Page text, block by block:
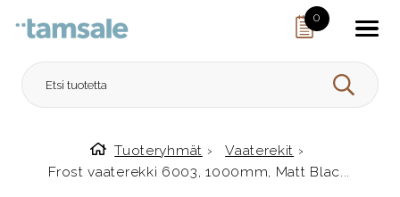
0
HAE
Etusivulle
Tuoteryhmät › Vaaterekit ›
Frost vaaterekki 6003, 1000mm, Matt Blac...